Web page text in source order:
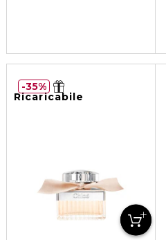
Ricaricabile
35%